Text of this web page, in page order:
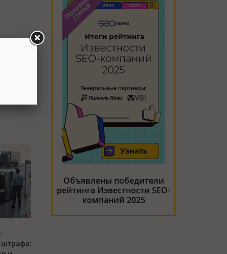
Объявлены победители
рейтинга Известности SEO-
компаний 2025